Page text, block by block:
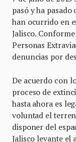
pasó y ha
han ocurrido en
Jalisco.
Personas
denuncias por
De acuerdo con
proceso de
hasta ahora es
voluntad el
disponer del
Jalisco levante el